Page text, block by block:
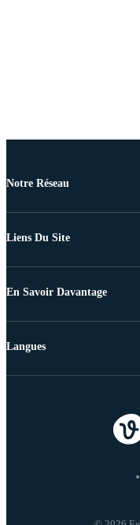
Notre Réseau
Liens Du Site
En Savoir Davantage
Langues